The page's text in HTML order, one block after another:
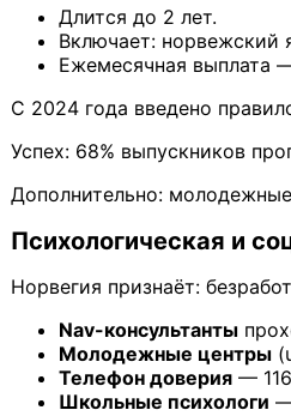
Длится до 2 лет.
Включает: норвежский
Ежемесячная выплата
С 2024 года введено
Успех: 68% выпускников
Дополнительно:
Психологическая и
Норвегия признаёт:
Nav-консультанты
Молодежные центры
Телефон доверия —
Школьные психологи —